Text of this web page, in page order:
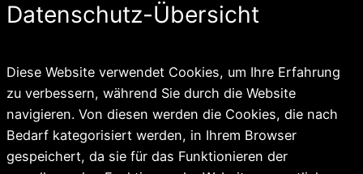
Datenschutz-Übersicht
Diese Website verwendet Cookies, um Ihre Erfahrung
zu verbessern, während Sie durch die Website
navigieren. Von diesen werden die Cookies, die nach
Bedarf kategorisiert werden, in Ihrem Browser
gespeichert, da sie für das Funktionieren der